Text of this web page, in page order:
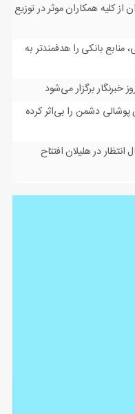
کلیه همکاران موثر در توزیع
منابع بانکی را هدفمندتر به
برگزار می‌شود
پوشالی دشمن را بی‌اثر کرده
سازه سنگی ایلام پس از ۲۰ سال انتظار در هلیلان افتتاح